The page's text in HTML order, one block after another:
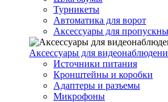
Турникеты
Автоматика для ворот
Аксессуары для
Аксессуары для
Источники питания
Кронштейны и коробки
Адаптеры и разъемы
Микрофоны